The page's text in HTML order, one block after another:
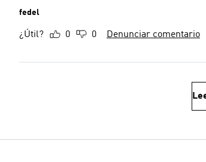
fedel
¿Útil? 0 0 Denunciar comentario